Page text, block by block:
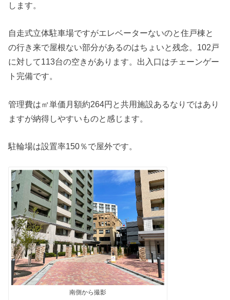
します。
自走式立体駐車場ですがエレベーターないのと住戸棟と
の行き来で屋根ない部分があるのはちょいと残念。102戸
に対して113台の空きがあります。出入口はチェーンゲー
ト完備です。
管理費は㎡単価月額約264円と共用施設あるなりではあり
ますが納得しやすいものと感じます。
駐輪場は設置率150％で屋外です。
南側から撮影